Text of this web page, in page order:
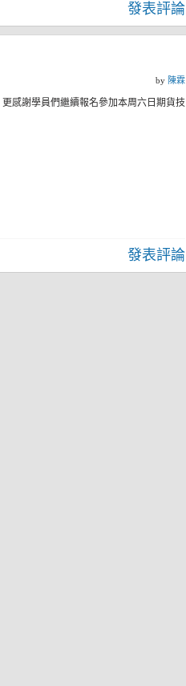
發表評論
by 陳霖
感謝學員們繼續報名參加本周六日期貨技
發表評論